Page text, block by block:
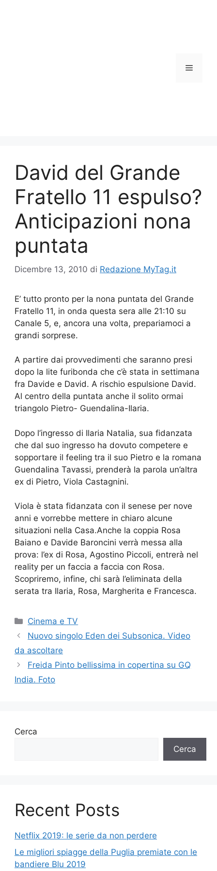
Menu
David del Grande
Fratello 11 espulso?
Anticipazioni nona
puntata
Dicembre 13, 2010 di Redazione MyTag.it
E’ tutto pronto per la nona puntata del Grande
Fratello 11, in onda questa sera alle 21:10 su
Canale 5, e, ancora una volta, prepariamoci a
grandi sorprese.
A partire dai provvedimenti che saranno presi
dopo la lite furibonda che c’è stata in settimana
fra Davide e David. A rischio espulsione David.
Al centro della puntata anche il solito ormai
triangolo Pietro- Guendalina-Ilaria.
Dopo l’ingresso di Ilaria Natalia, sua fidanzata
che dal suo ingresso ha dovuto competere e
sopportare il feeling tra il suo Pietro e la romana
Guendalina Tavassi, prenderà la parola un’altra
ex di Pietro, Viola Castagnini.
Viola è stata fidanzata con il senese per nove
anni e vorrebbe mettere in chiaro alcune
situazioni nella Casa.Anche la coppia Rosa
Baiano e Davide Baroncini verrà messa alla
prova: l’ex di Rosa, Agostino Piccoli, entrerà nel
reality per un faccia a faccia con Rosa.
Scopriremo, infine, chi sarà l’eliminata della
serata tra Ilaria, Rosa, Margherita e Francesca.
Categorie
Cinema e TV
Nuovo singolo Eden dei Subsonica. Video
da ascoltare
Freida Pinto bellissima in copertina su GQ
India. Foto
Cerca
Cerca
Recent Posts
Netflix 2019: le serie da non perdere
Le migliori spiagge della Puglia premiate con le
bandiere Blu 2019